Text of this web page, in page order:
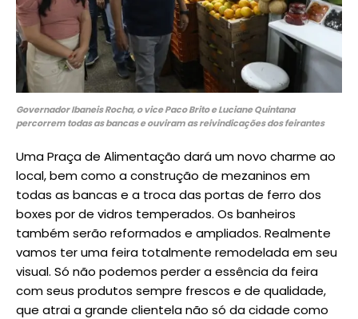
Governador Ibaneis Rocha, o vice Paco Brito e Luciane Quintana
percorrem todas as bancas e ouviram as reivindicações dos feirantes
Uma Praça de Alimentação dará um novo charme ao
local, bem como a construção de mezaninos em
todas as bancas e a troca das portas de ferro dos
boxes por de vidros temperados. Os banheiros
também serão reformados e ampliados. Realmente
vamos ter uma feira totalmente remodelada em seu
visual. Só não podemos perder a essência da feira
com seus produtos sempre frescos e de qualidade,
que atrai a grande clientela não só da cidade como